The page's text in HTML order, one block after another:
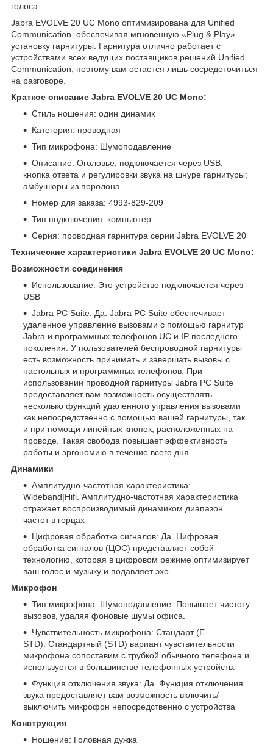
голоса.
Jabra EVOLVE 20 UC Mono оптимизирована для Unified
Communication, обеспечивая мгновенную «Plug & Play»
установку гарнитуры. Гарнитура отлично работает с
устройствами всех ведущих поставщиков решений Unified
Communication, поэтому вам остается лишь сосредоточиться
на разговоре.
Краткое описание Jabra EVOLVE 20 UC Mono:
Стиль ношения: один динамик
Категория: проводная
Тип микрофона: Шумоподавление
Описание: Оголовье; подключается через USB;
кнопка ответа и регулировки звука на шнуре гарнитуры;
амбушюры из поролона
Номер для заказа: 4993-829-209
Тип подключения: компьютер
Серия: проводная гарнитура серии Jabra EVOLVE 20
Технические характеристики Jabra EVOLVE 20 UC Mono:
Возможности соединения
Использование: Это устройство подключается через
USB
Jabra PC Suite: Да. Jabra PC Suite обеспечивает
удаленное управление вызовами с помощью гарнитур
Jabra и программных телефонов UC и IP последнего
поколения. У пользователей беспроводной гарнитуры
есть возможность принимать и завершать вызовы с
настольных и программных телефонов. При
использовании проводной гарнитуры Jabra PC Suite
предоставляет вам возможность осуществлять
несколько функций удаленного управления вызовами
как непосредственно с помощью вашей гарнитуры, так
и при помощи линейных кнопок, расположенных на
проводе. Такая свобода повышает эффективность
работы и эргономию в течение всего дня.
Динамики
Амплитудно-частотная характеристика:
Wideband|Hifi. Амплитудно-частотная характеристика
отражает воспроизводимый динамиком диапазон
частот в герцах
Цифровая обработка сигналов: Да. Цифровая
обработка сигналов (ЦОС) представляет собой
технологию, которая в цифровом режиме оптимизирует
ваш голос и музыку и подавляет эхо
Микрофон
Тип микрофона: Шумоподавление. Повышает чистоту
вызовов, удаляя фоновые шумы офиса.
Чувствительность микрофона: Стандарт (E-
STD). Стандартный (STD) вариант чувствительности
микрофона сопоставим с трубкой обычного телефона и
используется в большинстве телефонных устройств.
Функция отключения звука: Да. Функция отключения
звука предоставляет вам возможность включить/
выключить микрофон непосредственно с устройства
Конструкция
Ношение: Головная дужка